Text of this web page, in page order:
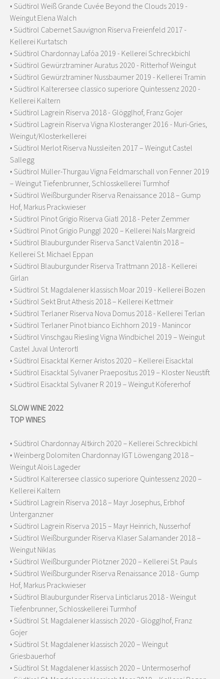
• Südtirol Weiß Grande Cuvée Beyond the Clouds 2019 -
Weingut Elena Walch
• Südtirol Cabernet Sauvignon Riserva Freienfeld 2017 -
Kellerei Kurtatsch
• Südtirol Chardonnay Lafóa 2019 - Kellerei Schreckbichl
• Südtirol Gewürztraminer Auratus 2020 - Ritterhof Weingut
• Südtirol Gewürztraminer Nussbaumer 2019 - Kellerei Tramin
• Südtirol Kalterersee classico superiore Quintessenz 2020 -
Kellerei Kaltern
• Südtirol Lagrein Riserva 2018 - Glögglhof, Franz Gojer
• Südtirol Lagrein Riserva Vigna Klosteranger 2016 - Muri-Gries,
Weingut/Klosterkellerei
• Südtirol Merlot Riserva Nussleiten 2017 – Weingut Castel
Sallegg
• Südtirol Müller-Thurgau Vigna Feldmarschall von Fenner 2019
– Weingut Tiefenbrunner, Schlosskellerei Turmhof
• Südtirol Weißburgunder Riserva Renaissance 2018 – Gump
Hof, Markus Prackwieser
• Südtirol Pinot Grigio Riserva Giatl 2018 - Peter Zemmer
• Südtirol Pinot Grigio Punggl 2020 – Kellerei Nals Margreid
• Südtirol Blauburgunder Riserva Sanct Valentin 2018 –
Kellerei St. Michael Eppan
• Südtirol Blauburgunder Riserva Trattmann 2018 - Kellerei
Girlan
• Südtirol St. Magdalener klassisch Moar 2019 - Kellerei Bozen
• Südtirol Sekt Brut Athesis 2018 – Kellerei Kettmeir
• Südtirol Terlaner Riserva Nova Domus 2018 - Kellerei Terlan
• Südtirol Terlaner Pinot bianco Eichhorn 2019 - Manincor
• Südtirol Vinschgau Riesling Vigna Windbichel 2019 – Weingut
Castel Juval Unterortl
• Südtirol Eisacktal Kerner Aristos 2020 – Kellerei Eisacktal
• Südtirol Eisacktal Sylvaner Praepositus 2019 – Kloster Neustift
• Südtirol Eisacktal Sylvaner R 2019 – Weingut Köfererhof
SLOW WINE 2022
TOP WINES
• Südtirol Chardonnay Altkirch 2020 – Kellerei Schreckbichl
• Weinberg Dolomiten Chardonnay IGT Löwengang 2018 –
Weingut Alois Lageder
• Südtirol Kalterersee classico superiore Quintessenz 2020 –
Kellerei Kaltern
• Südtirol Lagrein Riserva 2018 – Mayr Josephus, Erbhof
Unterganzner
• Südtirol Lagrein Riserva 2015 – Mayr Heinrich, Nusserhof
• Südtirol Weißburgunder Riserva Klaser Salamander 2018 –
Weingut Niklas
• Südtirol Weißburgunder Plötzner 2020 – Kellerei St. Pauls
• Südtirol Weißburgunder Riserva Renaissance 2018 - Gump
Hof, Markus Prackwieser
• Südtirol Blauburgunder Riserva Linticlarus 2018 - Weingut
Tiefenbrunner, Schlosskellerei Turmhof
• Südtirol St. Magdalener klassisch 2020 - Glögglhof, Franz
Gojer
• Südtirol St. Magdalener klassisch 2020 – Weingut
Griesbauerhof
• Südtirol St. Magdalener klassisch 2020 – Untermoserhof